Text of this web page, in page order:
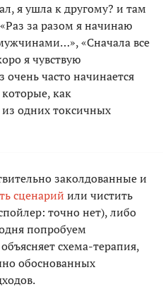
я ушла к другому? и там
за разом я начинаю
«Сначала все
я чувствую
часто начинается
которые, как
одних токсичных
заколдованные и
сценарий или чистить
точно нет), либо
попробуем
схема-терапия,
обоснованных